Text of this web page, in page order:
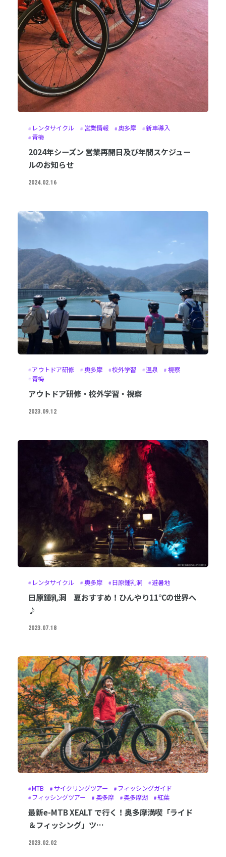
レンタサイクル 営業情報 奥多摩
新車導入
青梅
2024年シーズン 営業再開日及び年間スケジュー
ルのお知らせ
2024.02.16
アウトドア研修 奥多摩 校外学習 温泉
視察
青梅
アウトドア研修・校外学習・視察
2023.09.12
レンタサイクル 奥多摩 日原鍾乳洞 避暑地
日原鍾乳洞 夏おすすめ！ひんやり11℃の世界へ
♪
2023.07.18
MTB サイクリングツアー
フィッシングガイド
フィッシングツアー
奥多摩 奥多摩湖 紅葉
最新e-MTB XEALT で行く！奥多摩満喫「ライド
＆フィッシング」ツ…
2023.02.02